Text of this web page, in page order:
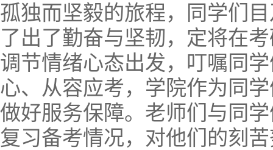
孤独而坚毅的旅程，同学们
了出了勤奋与坚韧，定将在
调节情绪心态出发，叮嘱同
心、从容应考，学院作为同
做好服务保障。老师们与同
复习备考情况，对他们的刻